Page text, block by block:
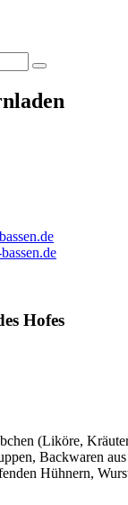
Hofes
(Liköre,
Backwaren
Hühnern,